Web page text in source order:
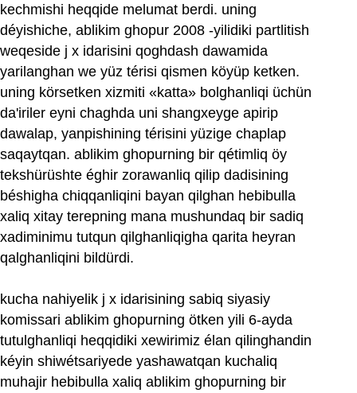
kechmishi heqqide melumat berdi. uning
déyishiche, ablikim ghopur 2008 ‏-yilidiki partlitish
weqeside j x idarisini qoghdash dawamida
yarilanghan we yüz térisi qismen köyüp ketken.
uning körsetken xizmiti «katta» bolghanliqi üchün
da'iriler eyni chaghda uni shangxeyge apirip
dawalap, yanpishining térisini yüzige chaplap
saqaytqan. ablikim ghopurning bir qétimliq öy
tekshürüshte éghir zorawanliq qilip dadisining
béshigha chiqqanliqini bayan qilghan hebibulla
xaliq xitay terepning mana mushundaq bir sadiq
xadiminimu tutqun qilghanliqigha qarita heyran
qalghanliqini bildürdi.
kucha nahiyelik j x idarisining sabiq siyasiy
komissari ablikim ghopurning ötken yili 6-ayda
tutulghanliqi heqqidiki xewirimiz élan qilinghandin
kéyin shiwétsariyede yashawatqan kuchaliq
muhajir hebibulla xaliq ablikim ghopurning bir